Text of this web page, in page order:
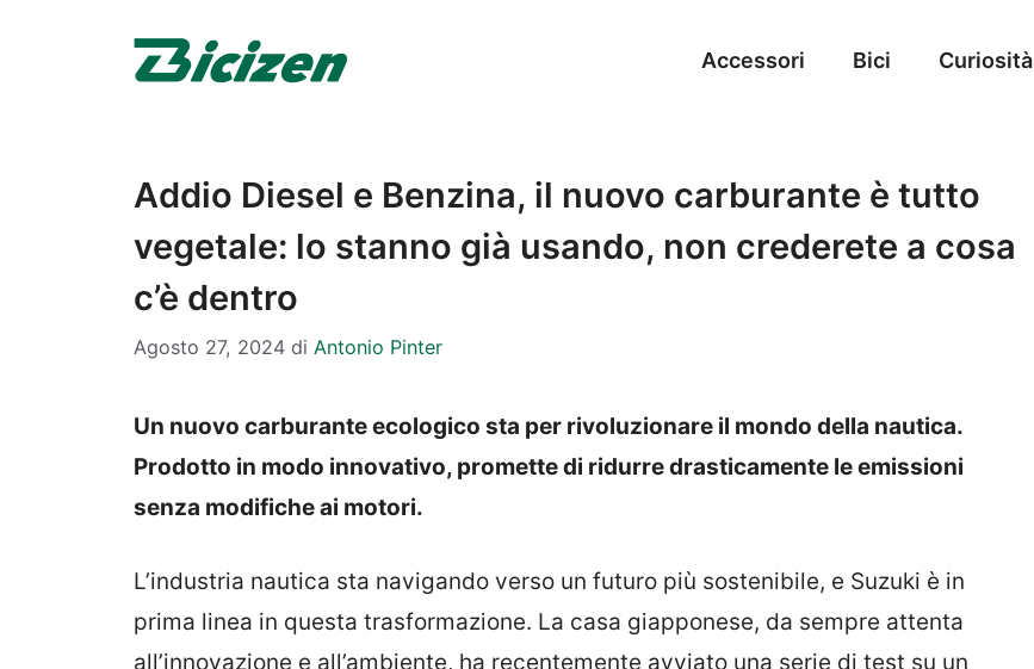
Accessori Bici Curiosità
Addio Diesel e Benzina, il nuovo carburante è tutto
vegetale: lo stanno già usando, non crederete a cosa
c’è dentro
Agosto 27, 2024 di Antonio Pinter
Un nuovo carburante ecologico sta per rivoluzionare il mondo della nautica.
Prodotto in modo innovativo, promette di ridurre drasticamente le emissioni
senza modifiche ai motori.
L’industria nautica sta navigando verso un futuro più sostenibile, e Suzuki è in
prima linea in questa trasformazione. La casa giapponese, da sempre attenta
all’innovazione e all’ambiente, ha recentemente avviato una serie di test su un